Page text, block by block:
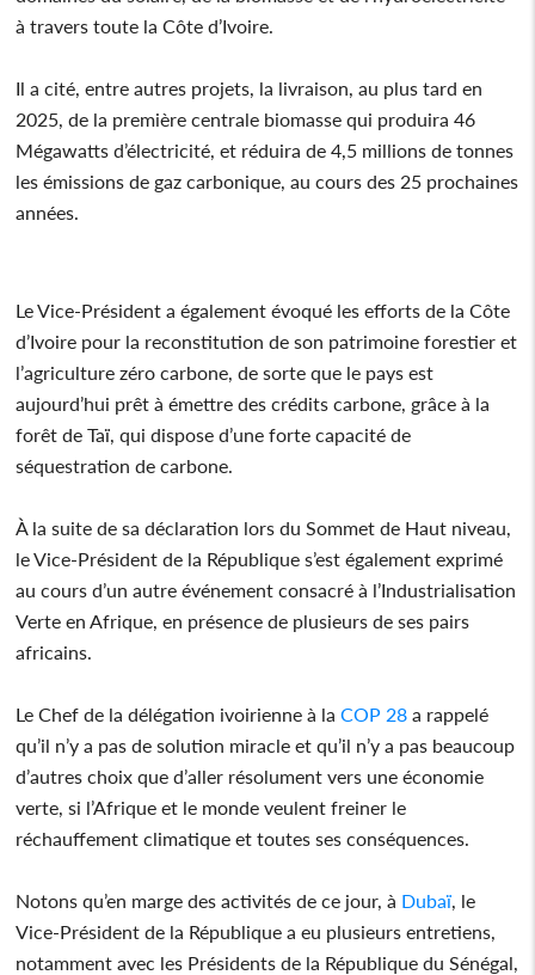
à travers toute la Côte d’Ivoire.
Il a cité, entre autres projets, la livraison, au plus tard en
2025, de la première centrale biomasse qui produira 46
Mégawatts d’électricité, et réduira de 4,5 millions de tonnes
les émissions de gaz carbonique, au cours des 25 prochaines
années.
Le Vice-Président a également évoqué les efforts de la Côte
d’Ivoire pour la reconstitution de son patrimoine forestier et
l’agriculture zéro carbone, de sorte que le pays est
aujourd’hui prêt à émettre des crédits carbone, grâce à la
forêt de Taï, qui dispose d’une forte capacité de
séquestration de carbone.
À la suite de sa déclaration lors du Sommet de Haut niveau,
le Vice-Président de la République s’est également exprimé
au cours d’un autre événement consacré à l’Industrialisation
Verte en Afrique, en présence de plusieurs de ses pairs
africains.
Le Chef de la délégation ivoirienne à laCOP 28 a rappelé
qu’il n’y a pas de solution miracle et qu’il n’y a pas beaucoup
d’autres choix que d’aller résolument vers une économie
verte, si l’Afrique et le monde veulent freiner le
réchauffement climatique et toutes ses conséquences.
Notons qu’en marge des activités de ce jour, à Dubaï , le
Vice-Président de la République a eu plusieurs entretiens,
notamment avec les Présidents de la République du Sénégal,